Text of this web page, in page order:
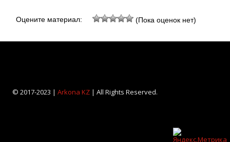
Оцените материал: (Пока оценок нет)
© 2017-2023 | Arkona KZ| All Rights Reserved.